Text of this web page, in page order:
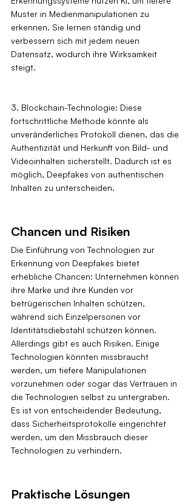
Muster in Medienmanipulationen zu
erkennen. Sie lernen ständig und
verbessern sich mit jedem neuen
Datensatz, wodurch ihre Wirksamkeit
steigt.
3. Blockchain-Technologie: Diese
fortschrittliche Methode könnte als
unveränderliches Protokoll dienen, das die
Authentizität und Herkunft von Bild- und
Videoinhalten sicherstellt. Dadurch ist es
möglich, Deepfakes von authentischen
Inhalten zu unterscheiden.
Chancen und Risiken
Die Einführung von Technologien zur
Erkennung von Deepfakes bietet
erhebliche Chancen: Unternehmen können
ihre Marke und ihre Kunden vor
betrügerischen Inhalten schützen,
während sich Einzelpersonen vor
Identitätsdiebstahl schützen können.
Allerdings gibt es auch Risiken. Einige
Technologien könnten missbraucht
werden, um tiefere Manipulationen
vorzunehmen oder sogar das Vertrauen in
die Technologien selbst zu untergraben.
Es ist von entscheidender Bedeutung,
dass Sicherheitsprotokolle eingerichtet
werden, um den Missbrauch dieser
Technologien zu verhindern.
Praktische Lösungen